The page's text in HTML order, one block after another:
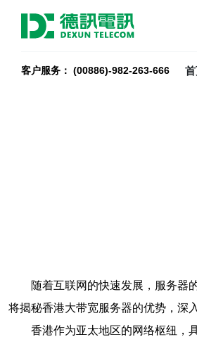
客户服务： (00886)-982-263-666
随着互联网的快速发展，服务器
将揭秘香港大带宽服务器的优势，深
香港作为亚太地区的网络枢纽，